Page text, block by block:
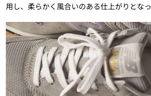
用し、柔らかく風合いのある仕上がりとなっ